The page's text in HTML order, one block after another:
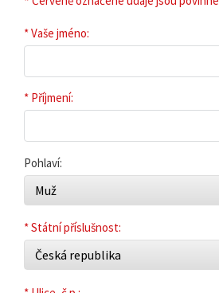
* Vaše jméno:
* Příjmení:
Pohlaví:
Muž
* Státní příslušnost:
Česká republika